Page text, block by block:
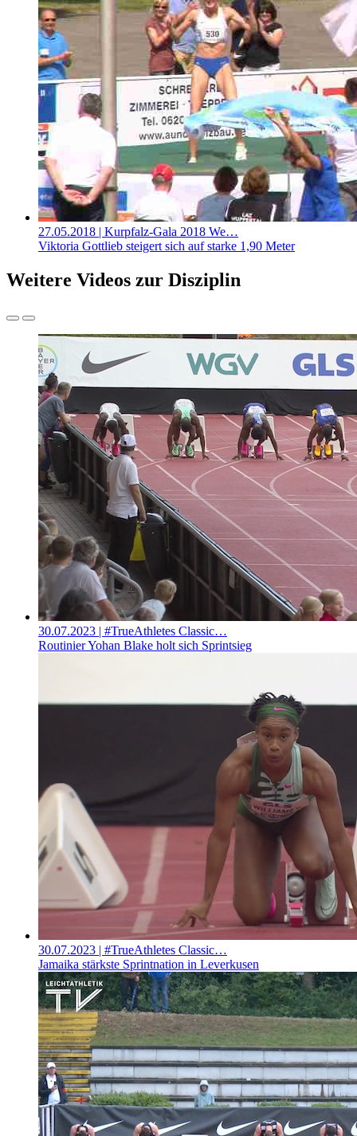
27.05.2018 | Kurpfalz-Gala 2018 We…
Viktoria Gottlieb steigert sich auf starke 1,90 Meter
Weitere Videos zur Disziplin
30.07.2023 | #TrueAthletes Classic…
Routinier Yohan Blake holt sich Sprintsieg
30.07.2023 | #TrueAthletes Classic…
Jamaika stärkste Sprintnation in Leverkusen